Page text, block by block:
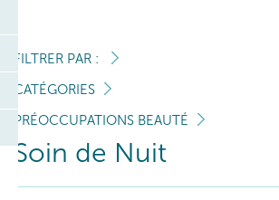
FILTRER PAR :
CATÉGORIES
PRÉOCCUPATIONS BEAUTÉ
Soin de Nuit